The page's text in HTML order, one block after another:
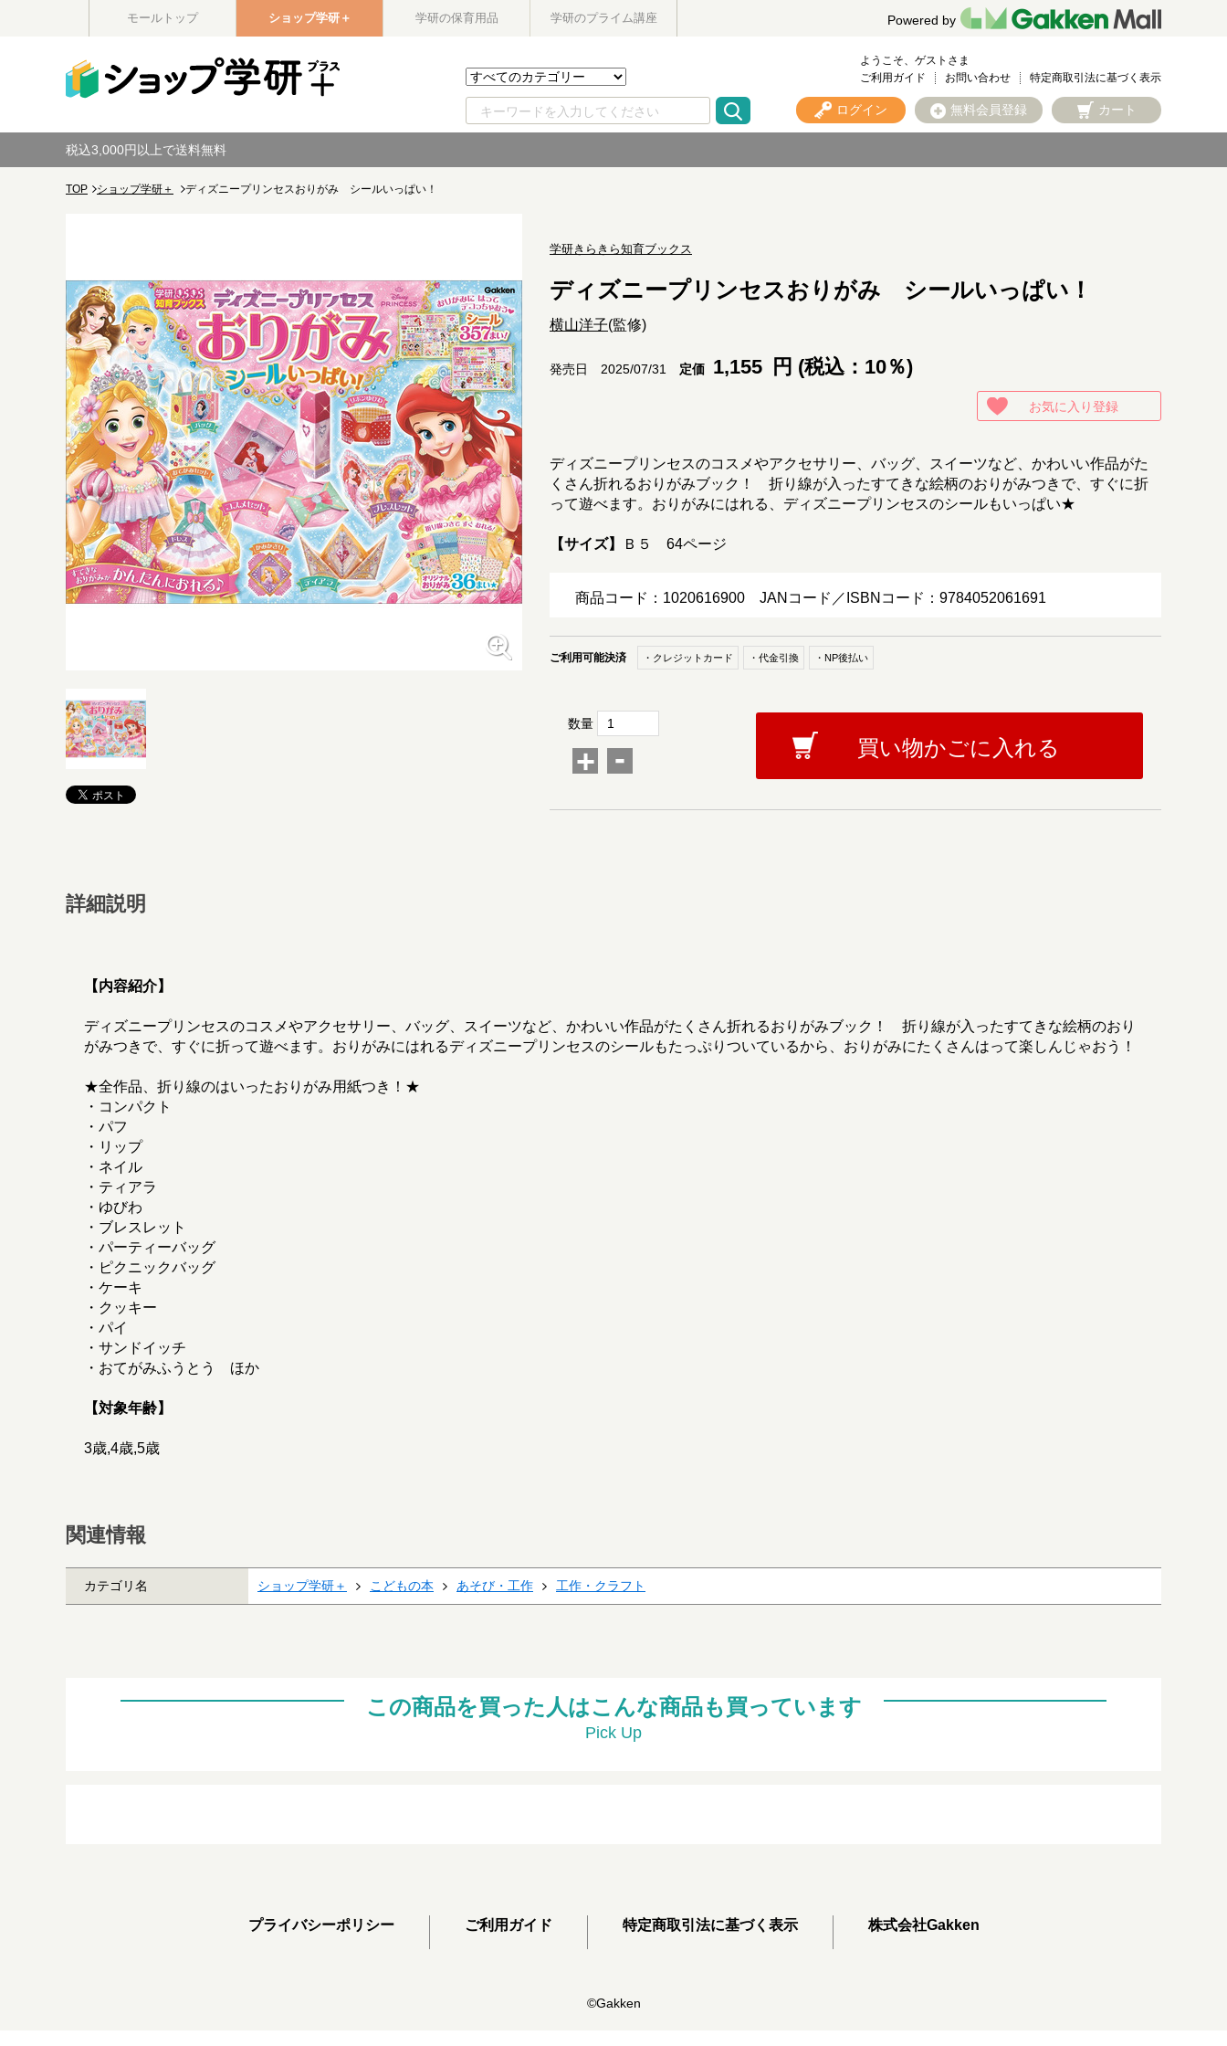
モールトップ ショップ学研＋ 学研の保育用品 学研のプライム講座 Powered by
ようこそ、ゲストさま
ご利用ガイド
お問い合わせ 特定商取引法に基づく表示
ログイン 無料会員登録 カート
税込3,000円以上で送料無料
TOP ショップ学研＋ ディズニープリンセスおりがみ シールいっぱい！
学研きらきら知育ブックス
ディズニープリンセスおりがみ シールいっぱい！
横山洋子(監修)
発売日 2025/07/31 定価 1,155 円 (税込：10％)
お気に入り登録
ディズニープリンセスのコスメやアクセサリー、バッグ、スイーツなど、かわいい作品がた
くさん折れるおりがみブック！ 折り線が入ったすてきな絵柄のおりがみつきで、すぐに折
って遊べます。おりがみにはれる、ディズニープリンセスのシールもいっぱい★
【サイズ】 Ｂ５ 64ページ
商品コード：1020616900 JANコード／ISBNコード：9784052061691
ご利用可能決済 ・クレジットカード ・代金引換 ・NP後払い
数量
+ - 買い物かごに入れる
詳細説明
【内容紹介】
ディズニープリンセスのコスメやアクセサリー、バッグ、スイーツなど、かわいい作品がたくさん折れるおりがみブック！ 折り線が入ったすてきな絵柄のおり
がみつきで、すぐに折って遊べます。おりがみにはれるディズニープリンセスのシールもたっぷりついているから、おりがみにたくさんはって楽しんじゃおう！
★全作品、折り線のはいったおりがみ用紙つき！★
・コンパクト
・パフ
・リップ
・ネイル
・ティアラ
・ゆびわ
・ブレスレット
・パーティーバッグ
・ピクニックバッグ
・ケーキ
・クッキー
・パイ
・サンドイッチ
・おてがみふうとう ほか
【対象年齢】
3歳,4歳,5歳
関連情報
カテゴリ名 ショップ学研＋ こどもの本 あそび・工作 工作・クラフト
この商品を買った人はこんな商品も買っています
Pick Up
プライバシーポリシー ご利用ガイド 特定商取引法に基づく表示 株式会社Gakken
©Gakken